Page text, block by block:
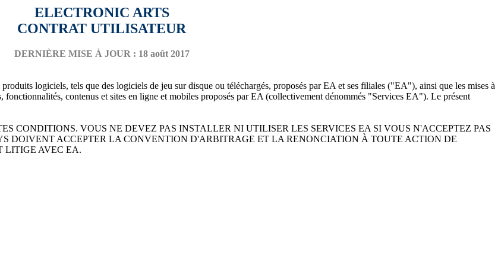
ELECTRONIC ARTS
CONTRAT UTILISATEUR
DERNIÈRE MISE À JOUR : 18 août 2017
logiciels, tels que des logiciels de jeu sur disque ou téléchargés, proposés par EA et ses filiales ("EA"), ainsi que les mises à
contenus et sites en ligne et mobiles proposés par EA (collectivement dénommés "Services EA"). Le présent
CONDITIONS. VOUS NE DEVEZ PAS INSTALLER NI UTILISER LES SERVICES EA SI VOUS N'ACCEPTEZ PAS
DOIVENT ACCEPTER LA CONVENTION D'ARBITRAGE ET LA RENONCIATION À TOUTE ACTION DE
LITIGE AVEC EA.